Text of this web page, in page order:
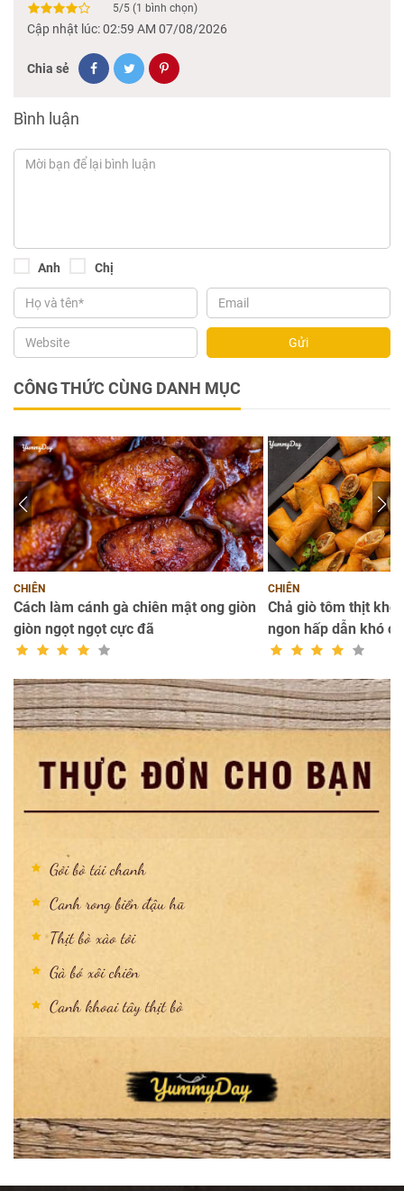
5/5 (1 bình chọn)
Cập nhật lúc: 02:59 AM 07/08/2026
Chia sẻ
Bình luận
Anh Chị
Gửi
CÔNG THỨC CÙNG DANH MỤC
CHIÊN
Cách làm cánh gà chiên mật ong giòn
giòn ngọt ngọt cực đã
CHIÊN
Chả giò tôm thịt
ngon hấp dẫn khó
Gỏi bò tái chanh
Canh rong biển đậu hũ
Thịt bò xào tỏi
Gà bó xôi chiên
Canh khoai tây thịt bò